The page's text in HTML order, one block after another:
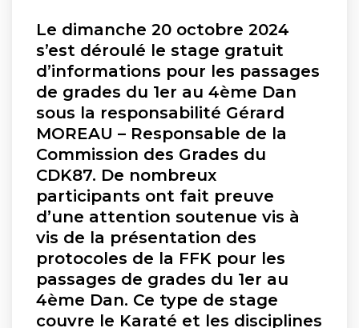
Le dimanche 20 octobre 2024
s’est déroulé le stage gratuit
d’informations pour les passages
de grades du 1er au 4ème Dan
sous la responsabilité Gérard
MOREAU – Responsable de la
Commission des Grades du
CDK87. De nombreux
participants ont fait preuve
d’une attention soutenue vis à
vis de la présentation des
protocoles de la FFK pour les
passages de grades du 1er au
4ème Dan. Ce type de stage
couvre le Karaté et les disciplines